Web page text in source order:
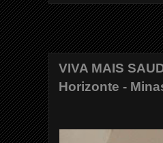
VIVA MAIS
Horizonte -